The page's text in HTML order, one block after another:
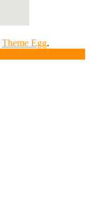
Theme Egg.